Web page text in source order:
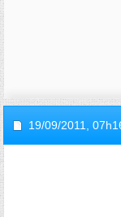
19/09/2011,